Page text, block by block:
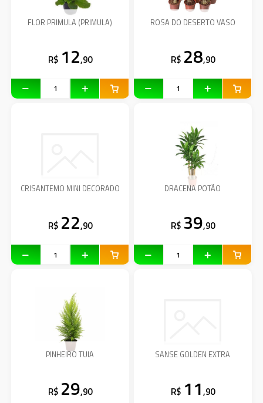
FLOR PRIMULA (PRIMULA)
R$ 12,90
ROSA DO DESERTO VASO
R$ 28,90
CRISANTEMO MINI DECORADO
R$ 22,90
DRACENA POTÃO
R$ 39,90
PINHEIRO TUIA
R$ 29,90
SANSE GOLDEN EXTRA
R$ 11,90